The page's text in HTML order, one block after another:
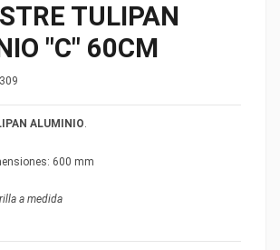
TULIPAN
"C" 60CM
ALUMINIO.
600 mm
a medida